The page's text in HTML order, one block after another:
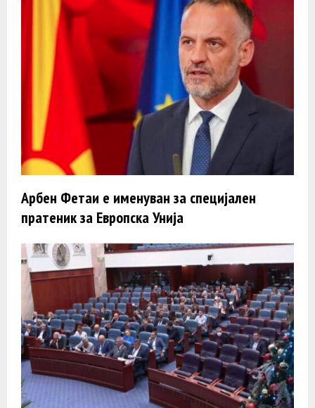
Арбен Фетаи е именуван за специјален
пратеник за Европска Унија